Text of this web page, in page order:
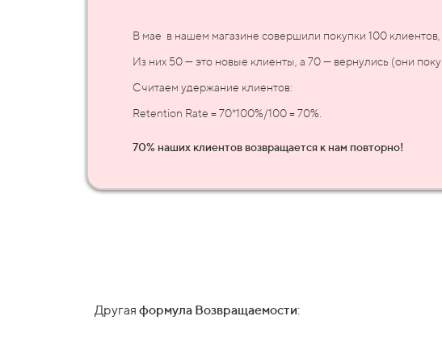
В мае в нашем магазине совершили покупки 100
Из них 50 — это новые клиенты, а 70 — вернулись (они
Считаем удержание клиентов:
Retention Rate = 70*100%/100 = 70%.
70% наших клиентов возвращается к нам повторно!
Другая формула Возвращаемости: